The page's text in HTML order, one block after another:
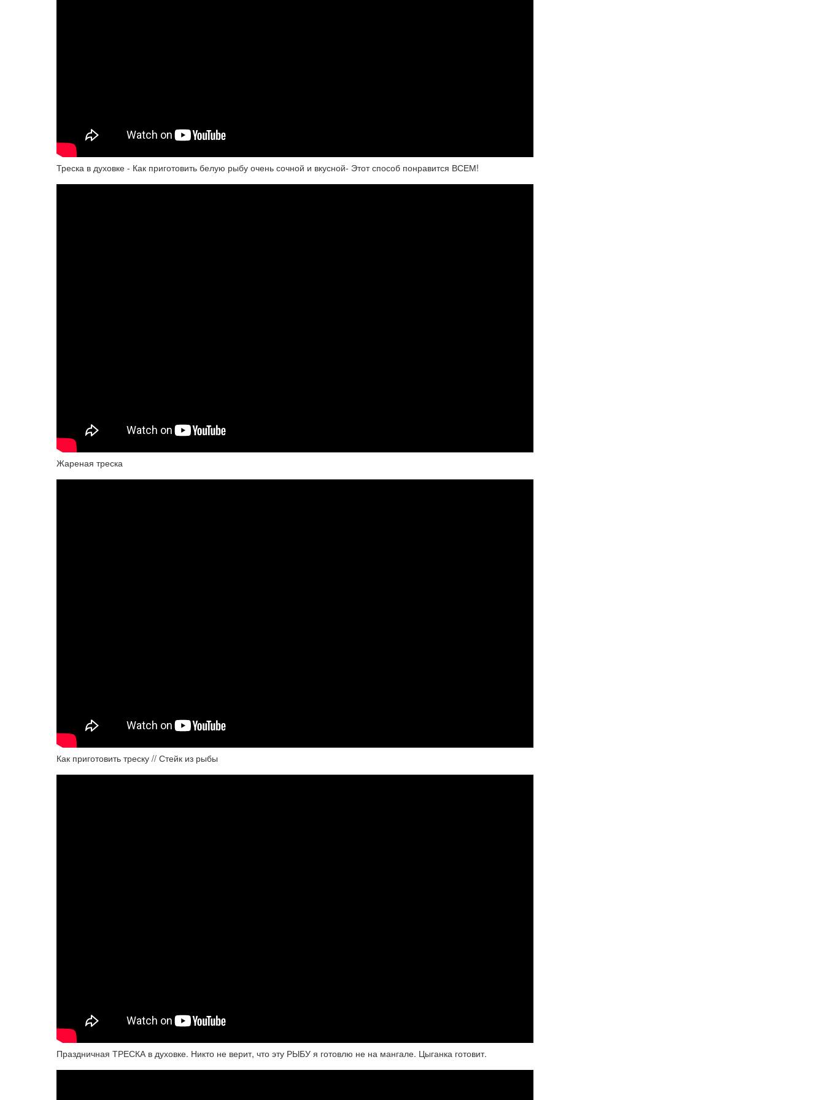
Треска в духовке - Как приготовить белую рыбу очень сочной и вкусной- Этот способ понравится ВСЕМ!
Жареная треска
Как приготовить треску // Стейк из рыбы
Праздничная ТРЕСКА в духовке. Никто не верит, что эту РЫБУ я готовлю не на мангале. Цыганка готовит.